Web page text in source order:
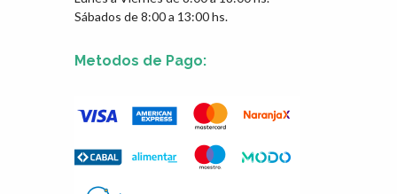
Sábados de 8:00 a 13:00 hs.
Metodos de Pago: